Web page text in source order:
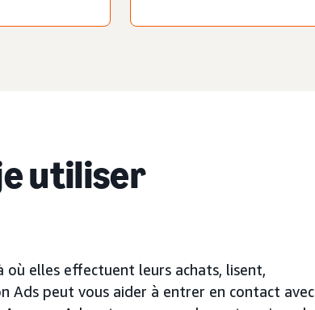
utiliser
où elles effectuent leurs achats, lisent,
Ads peut vous aider à entrer en contact avec